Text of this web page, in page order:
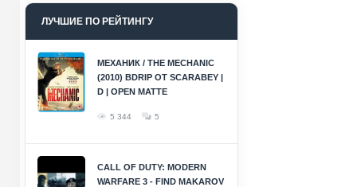
ЛУЧШИЕ ПО РЕЙТИНГУ
МЕХАНИК / THE MECHANIC
(2010) BDRIP ОТ SCARABEY |
D | OPEN MATTE
5 344 5
CALL OF DUTY: MODERN
WARFARE 3 - FIND MAKAROV